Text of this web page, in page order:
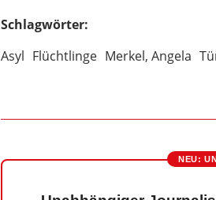
Schlagwörter:
Asyl Flüchtlinge Merkel, Angela
NEU: